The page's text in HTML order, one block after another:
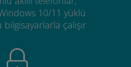
10/11 yüklü
çalışır